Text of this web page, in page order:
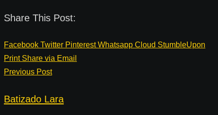
Share This Post:
Facebook Twitter Pinterest Whatsapp Cloud StumbleUpon
Print Share via Email
Previous Post
Batizado Lara